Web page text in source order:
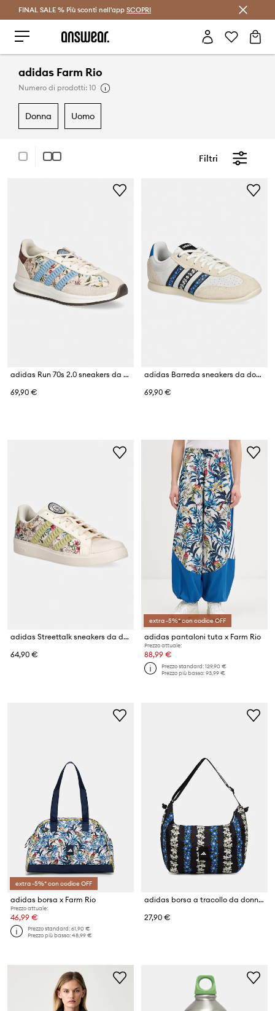
Risparmia con Answear Club >
FINAL SALE % Più sconti nell'app SCOPRI
adidas Farm Rio
Numero di prodotti: 10
donna uomo
Filtri
adidas Run 70s 2.0 sneakers da donna
69,90 €
adidas Barreda sneakers da donna in scamoscio
69,90 €
adidas Streettalk sneakers da donna
64,90 €
extra -5%* con codice OFF
adidas pantaloni tuta x Farm Rio
Prezzo attuale:
88,99 €
Prezzo standard:129,90 €
Prezzo più basso:93,99 €
extra -5%* con codice OFF
adidas borsa x Farm Rio
Prezzo attuale:
46,99 €
Prezzo standard:61,90 €
Prezzo più basso:48,99 €
adidas borsa a tracollo da donna x Farm Rio
27,90 €